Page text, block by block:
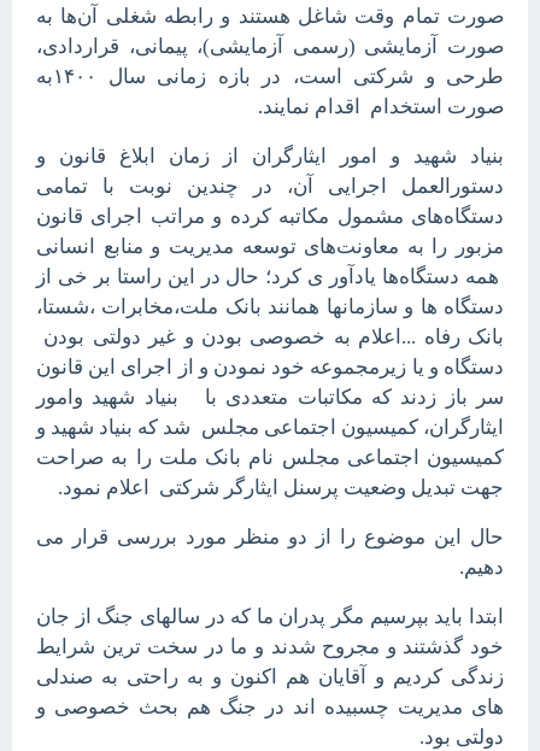
صورت تمام وقت شاغل هستند و رابطه شغلی آن‌ها به
صورت آزمایشی (رسمی آزمایشی)، پیمانی، قراردادی،
طرحی و شرکتی است، در بازه زمانی سال
۱۴۰۰به
صورت استخدام اقدام نمایند.
بنیاد شهید و امور ایثارگران از زمان ابلاغ قانون و
دستورالعمل اجرایی آن، در چندین نوبت با تمامی
دستگاه‌های مشمول مکاتبه کرده و مراتب اجرای قانون
مزبور را به معاونت‌های توسعه مدیریت و منابع انسانی
همه دستگاه‌ها یادآور ی کرد؛ حال در این راستا بر خی از
دستگاه ها و سازمانها همانند بانک ملت،مخابرات ،شستا،
بانک رفاه ...اعلام به خصوصی بودن و غیر دولتی بودن
دستگاه و یا زیرمجموعه خود نمودن و از اجرای این قانون
سر باز زدند که مکاتبات متعددی با بنیاد شهید وامور
ایثارگران، کمیسیون اجتماعی مجلس شد که بنیاد شهید و
کمیسیون اجتماعی مجلس نام بانک ملت را به صراحت
جهت تبدیل وضعیت پرسنل ایثارگر شرکتی اعلام نمود.
حال این موضوع را از دو منظر مورد بررسی قرار می
دهیم.
ابتدا باید بپرسیم مگر پدران ما که در سالهای جنگ از جان
خود گذشتند و مجروح شدند و ما در سخت ترین شرایط
زندگی کردیم و آقایان هم اکنون و به راحتی به صندلی
های مدیریت چسبیده اند در جنگ هم بحث خصوصی و
دولتی بود.